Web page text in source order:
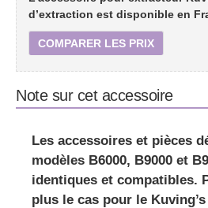
d’extraction est disponible en
COMPARER LES PRIX
Note sur cet accessoire
Les accessoires et pièces
modèles B6000, B9000 et
identiques et compatibles.
plus le cas pour le Kuving’s